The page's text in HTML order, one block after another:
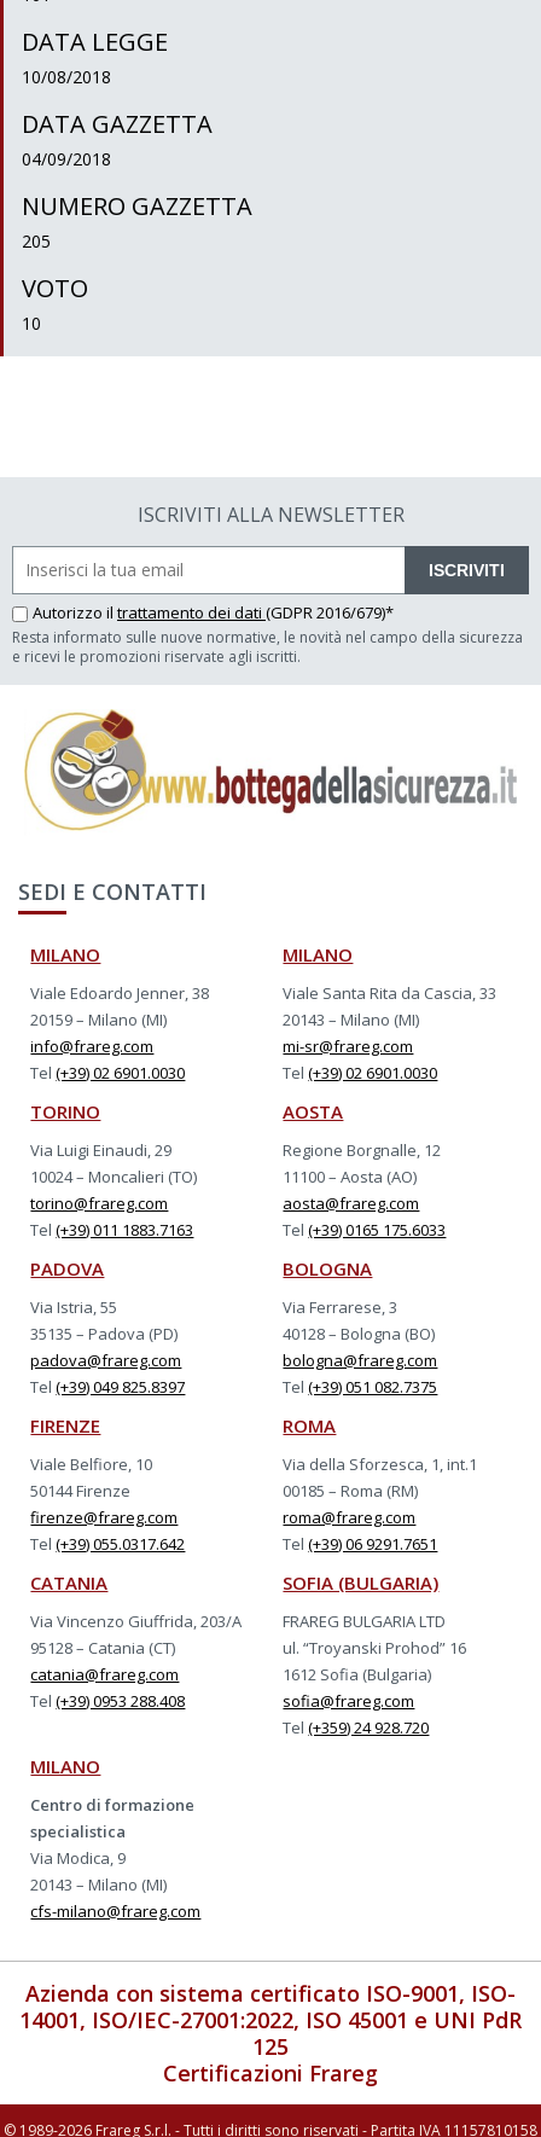
DATA LEGGE
10/08/2018
DATA GAZZETTA
04/09/2018
NUMERO GAZZETTA
205
VOTO
10
ISCRIVITI ALLA NEWSLETTER
ISCRIVITI
Autorizzo il trattamento dei dati (GDPR 2016/679)*
Resta informato sulle nuove normative, le novità nel campo della sicurezza
e ricevi le promozioni riservate agli iscritti.
SEDI E CONTATTI
MILANO
Viale Edoardo Jenner, 38
20159 – Milano (MI)
info@frareg.com
Tel(+39) 02 6901.0030
MILANO
Viale Santa Rita da Cascia, 33
20143 – Milano (MI)
mi-sr@frareg.com
Tel(+39) 02 6901.0030
TORINO
Via Luigi Einaudi, 29
10024 – Moncalieri (TO)
torino@frareg.com
Tel(+39) 011 1883.7163
AOSTA
Regione Borgnalle, 12
11100 – Aosta (AO)
aosta@frareg.com
Tel(+39) 0165 175.6033
PADOVA
Via Istria, 55
35135 – Padova (PD)
padova@frareg.com
Tel(+39) 049 825.8397
BOLOGNA
Via Ferrarese, 3
40128 – Bologna (BO)
bologna@frareg.com
Tel(+39) 051 082.7375
FIRENZE
Viale Belfiore, 10
50144 Firenze
firenze@frareg.com
Tel(+39) 055.0317.642
ROMA
Via della Sforzesca, 1, int.1
00185 – Roma (RM)
roma@frareg.com
Tel(+39) 06 9291.7651
CATANIA
Via Vincenzo Giuffrida, 203/A
95128 – Catania (CT)
catania@frareg.com
Tel(+39) 0953 288.408
SOFIA (BULGARIA)
FRAREG BULGARIA LTD
ul. “Troyanski Prohod” 16
1612 Sofia (Bulgaria)
sofia@frareg.com
Tel(+359) 24 928.720
MILANO
Centro di formazione
specialistica
Via Modica, 9
20143 – Milano (MI)
cfs-milano@frareg.com
Azienda con sistema certificato ISO-9001, ISO-
14001, ISO/IEC-27001:2022, ISO 45001 e UNI PdR
125
Certificazioni Frareg
© 1989-2026 Frareg S.r.l. - Tutti i diritti sono riservati - Partita IVA 11157810158